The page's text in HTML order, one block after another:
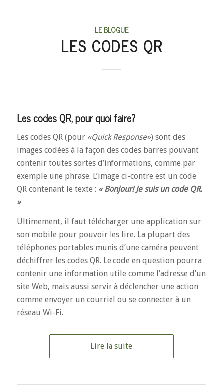
LE BLOGUE
LES CODES QR
Les codes QR, pour quoi faire?
Les codes QR (pour «Quick Response») sont des
images codées à la façon des codes barres pouvant
contenir toutes sortes d’informations, comme par
exemple une phrase. L’image ci-contre est un code
QR contenant le texte : « Bonjour! Je suis un code QR.
»
Ultimement, il faut télécharger une application sur
son mobile pour pouvoir les lire. La plupart des
téléphones portables munis d’une caméra peuvent
déchiffrer les codes QR. Le code en question pourra
contenir une information utile comme l’adresse d’un
site Web, mais aussi servir à déclencher une action
comme envoyer un courriel ou se connecter à un
réseau Wi-Fi.
Lire la suite